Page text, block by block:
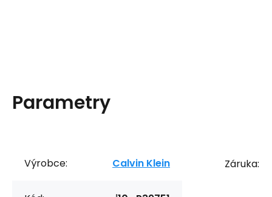
Parametry
Výrobce: Calvin Klein Záruka: